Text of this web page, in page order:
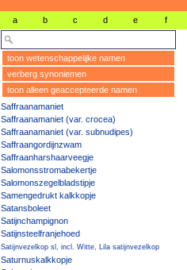
a b c d e f
toon wetenschappelijke namen
verberg synoniemen
toon alleen geaccepteerde namen
Saffraanamaniet
Saffraanamaniet (var. crocea)
Saffraanamaniet (var. subnudipes)
Saffraangordijnzwam
Saffraanharshaarveegje
Salomonsstromabekertje
Salomonszegelbladstipje
Samengedrukt kalkkopje
Satansboleet
Satijnchampignon
Satijnsteelfranjehoed
Satijnvezelkop sl, incl. Witte, Lila satijnvezelkop
Saturnuskalkkopje